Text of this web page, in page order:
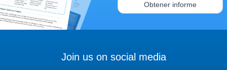
Obtener informe
Join us on social media